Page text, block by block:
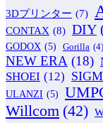
3Dプリンター (7)
CONTAX (8) DIY
GODOX (5) Gorilla (4)
NEW ERA (18)
SHOEI (12)
ULANZI (5)
Willcom (42)